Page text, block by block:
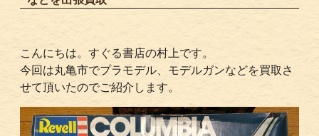
こんにちは。すぐる書店の村上です。
今回は丸亀市でプラモデル、モデルガンなどを買取さ
せて頂いたのでご紹介します。